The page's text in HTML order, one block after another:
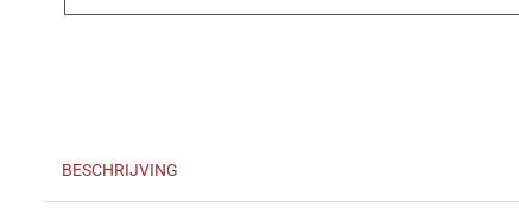
BESCHRIJVING